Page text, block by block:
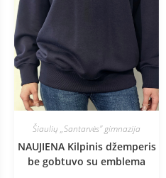
Šiaulių „Santarvės" gimnazija
NAUJIENA Kilpinis džemperis
be gobtuvo su emblema